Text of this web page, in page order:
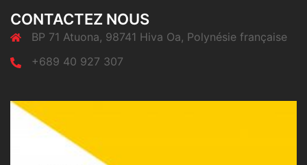
CONTACTEZ NOUS
BP 71 Atuona, 98741 Hiva Oa, Polynésie française
+689 40 927 307